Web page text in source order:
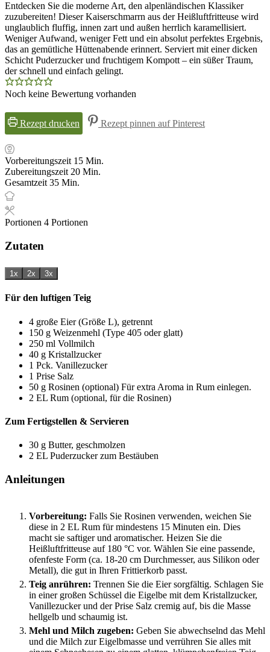
Entdecken Sie die moderne Art, den alpenländischen Klassiker
zuzubereiten! Dieser Kaiserschmarrn aus der Heißluftfritteuse wird
unglaublich fluffig, innen zart und außen herrlich karamellisiert.
Weniger Aufwand, weniger Fett und ein absolut perfektes Ergebnis,
das an gemütliche Hüttenabende erinnert. Serviert mit einer dicken
Schicht Puderzucker und fruchtigem Kompott – ein süßer Traum,
der schnell und einfach gelingt.
Noch keine Bewertung vorhanden
Rezept drucken Rezept pinnen auf Pinterest
Vorbereitungszeit 15Minuten
Min.
Zubereitungszeit20Minuten
Min.
Gesamtzeit35Minuten
Min.
Portionen 4 Portionen
Zutaten
1x 2x 3x
Für den luftigen Teig
4 große Eier (Größe L), getrennt
150 g Weizenmehl (Type 405 oder glatt)
250 ml Vollmilch
40 g Kristallzucker
1 Pck. Vanillezucker
1 Prise Salz
50 g Rosinen (optional) Für extra Aroma in Rum einlegen.
2 EL Rum (optional, für die Rosinen)
Zum Fertigstellen & Servieren
30 g Butter, geschmolzen
2 EL Puderzucker zum Bestäuben
Anleitungen
Vorbereitung: Falls Sie Rosinen verwenden, weichen Sie
diese in 2 EL Rum für mindestens 15 Minuten ein. Dies
macht sie saftiger und aromatischer. Heizen Sie die
Heißluftfritteuse auf 180 °C vor. Wählen Sie eine passende,
ofenfeste Form (ca. 18-20 cm Durchmesser, aus Silikon oder
Metall), die gut in Ihren Frittierkorb passt.
Teig anrühren: Trennen Sie die Eier sorgfältig. Schlagen Sie
in einer großen Schüssel die Eigelbe mit dem Kristallzucker,
Vanillezucker und der Prise Salz cremig auf, bis die Masse
hellgelb und schaumig ist.
Mehl und Milch zugeben: Geben Sie abwechselnd das Mehl
und die Milch zur Eigelbmasse und verrühren Sie alles mit